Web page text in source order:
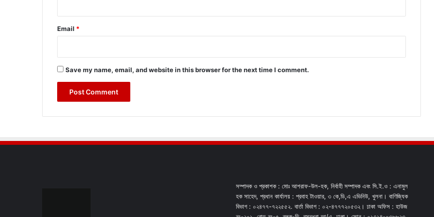
Email *
Save my name, email, and website in this browser for the next time I comment.
সম্পাদক ও প্রকাশক : মোঃ আশরাফ-উল-হক, নির্বাহী সম্পাদক এবং সি.ই.ও : এনামুল
হক সাহেদ, প্রধান কার্যালয় : প্রবাহ টাওয়ার, ৩ কে,ডি,এ এভিনিউ, খুলনা। বাণিজ্যিক
বিভাগ : ০২৪৭৭-৭২২৫৫২. বার্তা বিভাগ : ০২-৪৭৭৭২০৫৩২। ঢাকা অফিস : হাউজ